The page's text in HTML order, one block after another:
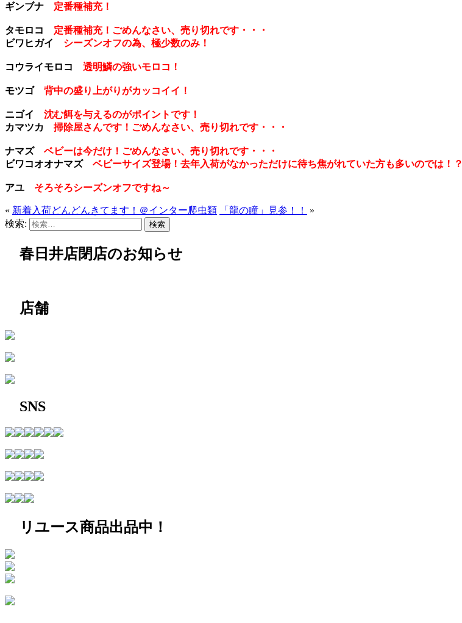
ギンブナ 定番種補充！
タモロコ 定番種補充！ごめんなさい、売り切れです・・・
ビワヒガイ
シーズンオフの為、極少数のみ！
コウライモロコ 透明鱗の強いモロコ！
モツゴ 背中の盛り上がりがカッコイイ！
ニゴイ
沈む餌を与えるのがポイントです！
カマツカ 掃除屋さんです！ごめんなさい、売り切れです・・・
ナマズ ベビーは今だけ！ごめんなさい、売り切れです・・・
ビワコオオナマズ ベビーサイズ登場！去年入荷がなかっただけに待ち焦がれていた方も多いのでは！？
アユ そろそろシーズンオフですね～
« 新着入荷どんどんきてます！＠インター爬虫類 「龍の瞳」見参！！
»
検索:
春日井店閉店のお知らせ
店舗
SNS
リユース商品出品中！